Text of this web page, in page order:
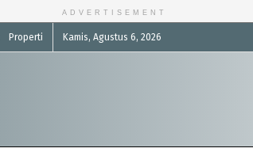
ADVERTISEMENT
Properti Kamis, Agustus 6, 2026